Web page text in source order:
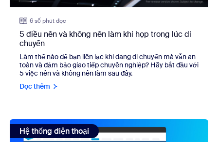
6 số phút đọc
5 điều nên và không nên làm khi họp trong lúc di
chuyển
Làm thế nào để bạn liên lạc khi đang di chuyển mà vẫn an
toàn và đảm bảo giao tiếp chuyên nghiệp? Hãy bắt đầu với
5 việc nên và không nên làm sau đây.
Đọc thêm
view: Bạn mệt mỏi với việc chuyển đổi qua lại giữa các
Hệ thống điện thoại